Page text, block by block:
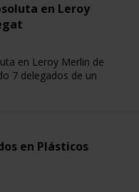
en Leroy
en Leroy Merlin de
7 delegados de un
en Plásticos